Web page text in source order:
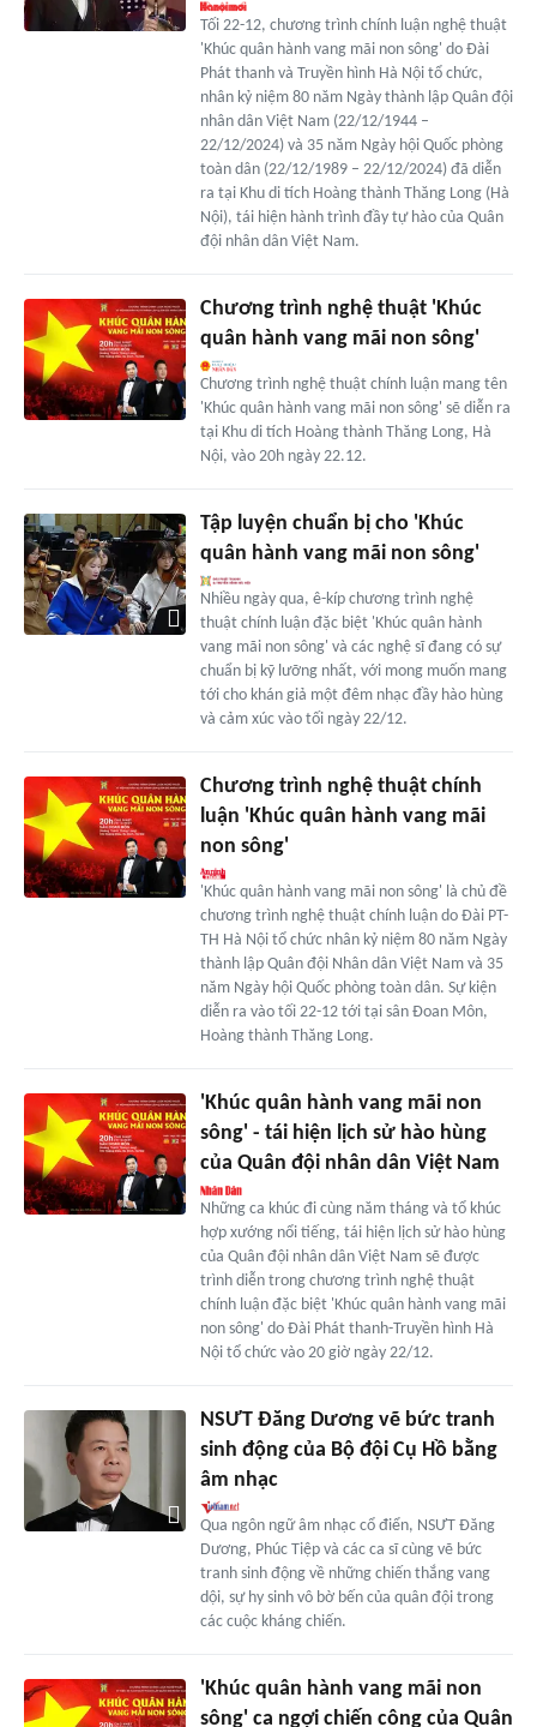
Tối 22-12, chương trình chính luận nghệ thuật
'Khúc quân hành vang mãi non sông' do Đài
Phát thanh và Truyền hình Hà Nội tổ chức,
nhân kỷ niệm 80 năm Ngày thành lập Quân đội
nhân dân Việt Nam (22/12/1944 –
22/12/2024) và 35 năm Ngày hội Quốc phòng
toàn dân (22/12/1989 – 22/12/2024) đã diễn
ra tại Khu di tích Hoàng thành Thăng Long (Hà
Nội), tái hiện hành trình đầy tự hào của Quân
đội nhân dân Việt Nam.
Chương trình nghệ thuật 'Khúc
quân hành vang mãi non sông'
Chương trình nghệ thuật chính luận mang tên
'Khúc quân hành vang mãi non sông' sẽ diễn ra
tại Khu di tích Hoàng thành Thăng Long, Hà
Nội, vào 20h ngày 22.12.
Tập luyện chuẩn bị cho 'Khúc
quân hành vang mãi non sông'
Nhiều ngày qua, ê-kíp chương trình nghệ
thuật chính luận đặc biệt 'Khúc quân hành
vang mãi non sông' và các nghệ sĩ đang có sự
chuẩn bị kỹ lưỡng nhất, với mong muốn mang
tới cho khán giả một đêm nhạc đầy hào hùng
và cảm xúc vào tối ngày 22/12.
Chương trình nghệ thuật chính
luận 'Khúc quân hành vang mãi
non sông'
'Khúc quân hành vang mãi non sông' là chủ đề
chương trình nghệ thuật chính luận do Đài PT-
TH Hà Nội tổ chức nhân kỷ niệm 80 năm Ngày
thành lập Quân đội Nhân dân Việt Nam và 35
năm Ngày hội Quốc phòng toàn dân. Sự kiện
diễn ra vào tối 22-12 tới tại sân Đoan Môn,
Hoàng thành Thăng Long.
'Khúc quân hành vang mãi non
sông' - tái hiện lịch sử hào hùng
của Quân đội nhân dân Việt Nam
Những ca khúc đi cùng năm tháng và tổ khúc
hợp xướng nổi tiếng, tái hiện lịch sử hào hùng
của Quân đội nhân dân Việt Nam sẽ được
trình diễn trong chương trình nghệ thuật
chính luận đặc biệt 'Khúc quân hành vang mãi
non sông' do Đài Phát thanh-Truyền hình Hà
Nội tổ chức vào 20 giờ ngày 22/12.
NSƯT Đăng Dương vẽ bức tranh
sinh động của Bộ đội Cụ Hồ bằng
âm nhạc
Qua ngôn ngữ âm nhạc cổ điển, NSƯT Đăng
Dương, Phúc Tiệp và các ca sĩ cùng vẽ bức
tranh sinh động về những chiến thắng vang
dội, sự hy sinh vô bờ bến của quân đội trong
các cuộc kháng chiến.
'Khúc quân hành vang mãi non
sông' ca ngợi chiến công của Quân